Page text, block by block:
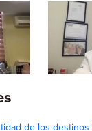
de los destinos